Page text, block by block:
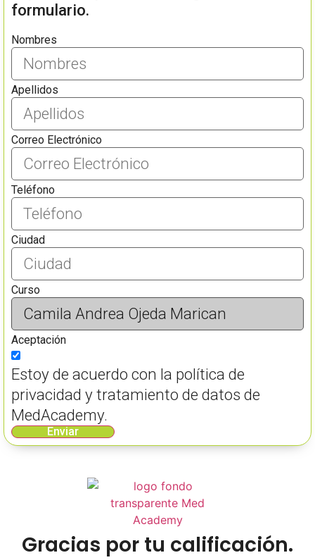
formulario.
Nombres
Apellidos
Correo Electrónico
Teléfono
Ciudad
Curso
Aceptación
Estoy de acuerdo con la política de
privacidad y tratamiento de datos de
MedAcademy.
Enviar
Gracias por tu calificación.